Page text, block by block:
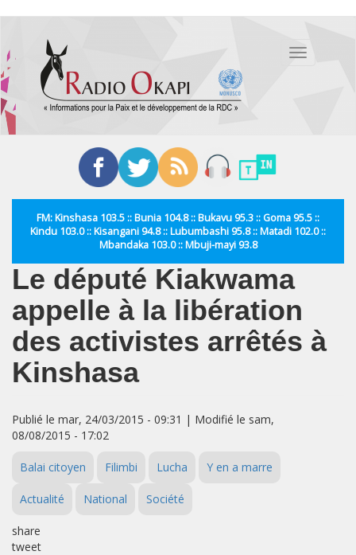
contenu
principal
Toggle
FM: Kinshasa 103.5 :: Bunia 104.8 :: Bukavu 95.3 :: Goma 95.5 ::
Kindu 103.0 :: Kisangani 94.8 :: Lubumbashi 95.8 :: Matadi 102.0 ::
Mbandaka 103.0 :: Mbuji-mayi 93.8
Le député Kiakwama
appelle à la libération
des activistes arrêtés à
Kinshasa
Publié le mar, 24/03/2015 - 09:31 | Modifié le sam,
08/08/2015 - 17:02
Balai citoyen Filimbi Lucha Y en a marre
Actualité National Société
share
tweet